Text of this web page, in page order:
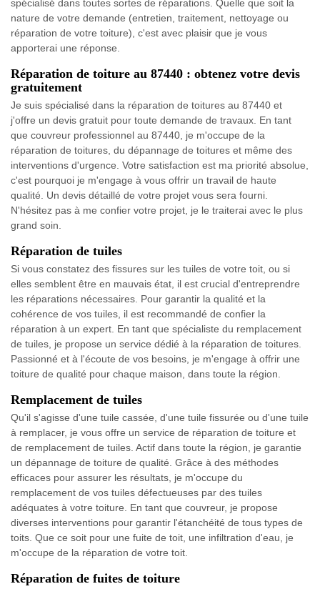
spécialisé dans toutes sortes de réparations. Quelle que soit la
nature de votre demande (entretien, traitement, nettoyage ou
réparation de votre toiture), c'est avec plaisir que je vous
apporterai une réponse.
Réparation de toiture au 87440 : obtenez votre devis
gratuitement
Je suis spécialisé dans la réparation de toitures au 87440 et
j'offre un devis gratuit pour toute demande de travaux. En tant
que couvreur professionnel au 87440, je m'occupe de la
réparation de toitures, du dépannage de toitures et même des
interventions d'urgence. Votre satisfaction est ma priorité absolue,
c'est pourquoi je m'engage à vous offrir un travail de haute
qualité. Un devis détaillé de votre projet vous sera fourni.
N'hésitez pas à me confier votre projet, je le traiterai avec le plus
grand soin.
Réparation de tuiles
Si vous constatez des fissures sur les tuiles de votre toit, ou si
elles semblent être en mauvais état, il est crucial d'entreprendre
les réparations nécessaires. Pour garantir la qualité et la
cohérence de vos tuiles, il est recommandé de confier la
réparation à un expert. En tant que spécialiste du remplacement
de tuiles, je propose un service dédié à la réparation de toitures.
Passionné et à l'écoute de vos besoins, je m'engage à offrir une
toiture de qualité pour chaque maison, dans toute la région.
Remplacement de tuiles
Qu'il s'agisse d'une tuile cassée, d'une tuile fissurée ou d'une tuile
à remplacer, je vous offre un service de réparation de toiture et
de remplacement de tuiles. Actif dans toute la région, je garantie
un dépannage de toiture de qualité. Grâce à des méthodes
efficaces pour assurer les résultats, je m'occupe du
remplacement de vos tuiles défectueuses par des tuiles
adéquates à votre toiture. En tant que couvreur, je propose
diverses interventions pour garantir l'étanchéité de tous types de
toits. Que ce soit pour une fuite de toit, une infiltration d'eau, je
m'occupe de la réparation de votre toit.
Réparation de fuites de toiture